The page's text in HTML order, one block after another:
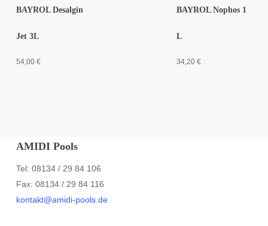
BAYROL Desalgin
Jet 3L
54,00 €
BAYROL Nophos 1
L
34,20 €
AMIDI Pools
Tel: 08134 / 29 84 106
Fax: 08134 / 29 84 116
kontakt@amidi-pools.de